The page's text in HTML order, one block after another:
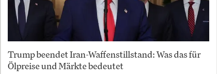
Trump beendet Iran-Waffenstillstand: Was das für
Ölpreise und Märkte bedeutet